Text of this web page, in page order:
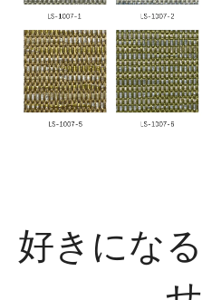
好きにな